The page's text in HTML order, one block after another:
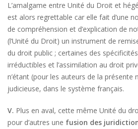
L’amalgame entre Unité du Droit et
est alors regrettable car elle fait d’une
de compréhension et d’explication de
(l’Unité du Droit) un instrument de
du droit public ; certaines des
irréductibles et l’assimilation au droit
n’étant (pour les auteurs de la présente
judicieuse, dans le système français.
V. Plus en aval, cette même Unité du
pour d’autres une fusion des